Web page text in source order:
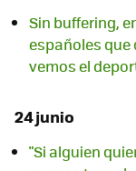
Sin buffering,
españoles que
vemos el
24 junio
"Si alguien